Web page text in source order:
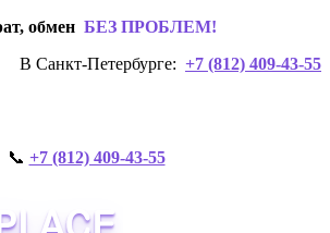
обмен БЕЗ ПРОБЛЕМ!
В Санкт-Петербурге: +7 (812) 409-43-55
📞 +7 (812) 409-43-55